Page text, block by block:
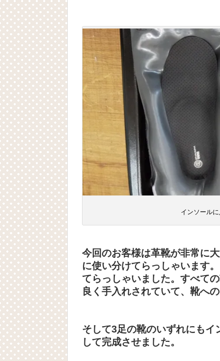
インソール
今回のお客様は革靴が非常に
に使い分けてらっしゃいます
てらっしゃいました。すべて
良く手入れされていて、靴へ
そして3足の靴のいずれにも
して完成させました。